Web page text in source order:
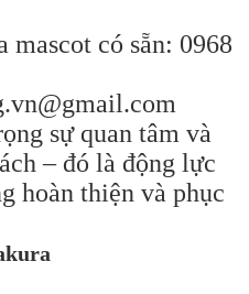
có sẵn: 0968
sự quan tâm và
– đó là động lực
hoàn thiện và phục